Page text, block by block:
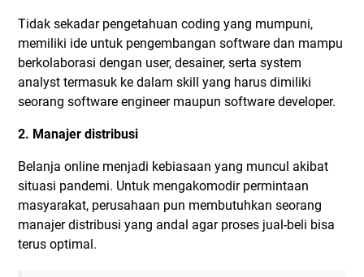
Tidak sekadar pengetahuan coding yang mumpuni,
memiliki ide untuk pengembangan software dan mampu
berkolaborasi dengan user, desainer, serta system
analyst termasuk ke dalam skill yang harus dimiliki
seorang software engineer maupun software developer.
2. Manajer distribusi
Belanja online menjadi kebiasaan yang muncul akibat
situasi pandemi. Untuk mengakomodir permintaan
masyarakat, perusahaan pun membutuhkan seorang
manajer distribusi yang andal agar proses jual-beli bisa
terus optimal.